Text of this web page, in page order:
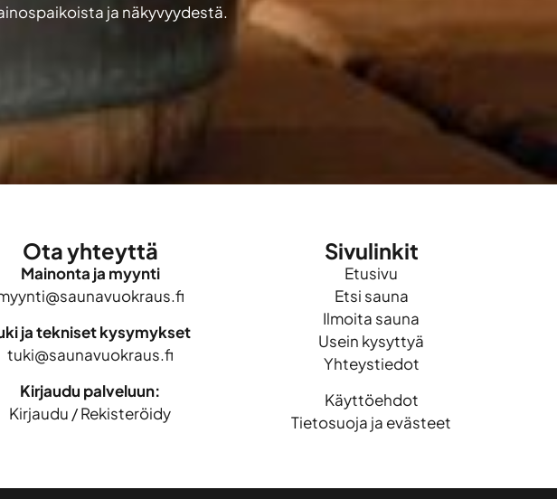
ja näkyvyydestä.
Ota yhteyttä
Mainonta ja myynti
ja tekniset kysymykset
tuki@saunavuokraus.fi
Kirjaudu palveluun:
Kirjaudu /Rekisteröidy
Sivulinkit
Etusivu
Etsi sauna
Ilmoita sauna
Usein kysyttyä
Yhteystiedot
Käyttöehdot
Tietosuoja ja evästeet